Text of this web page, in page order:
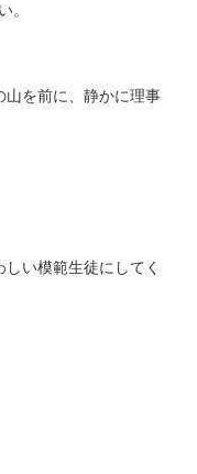
。
を前に、静かに理事
い模範生徒にしてく